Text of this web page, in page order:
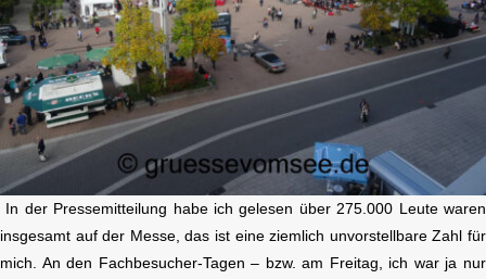
In der Pressemitteilung habe ich gelesen über 275.000 Leute waren
insgesamt auf der Messe, das ist eine ziemlich unvorstellbare Zahl für
mich. An den Fachbesucher-Tagen – bzw. am Freitag, ich war ja nur